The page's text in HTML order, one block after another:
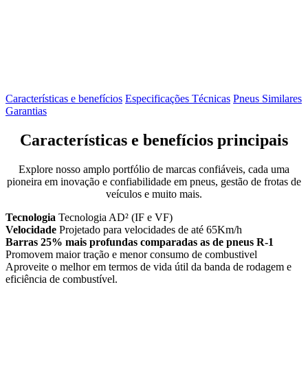
Características e benefícios Especificações Técnicas Pneus Similares
Garantias
Características e benefícios principais
Explore nosso amplo portfólio de marcas confiáveis, cada uma
pioneira em inovação e confiabilidade em pneus, gestão de frotas de
veículos e muito mais.
Tecnologia Tecnologia AD² (IF e VF)
Velocidade Projetado para velocidades de até 65Km/h
Barras 25% mais profundas comparadas as de pneus R-1
Promovem maior tração e menor consumo de combustivel
Aproveite o melhor em termos de vida útil da banda de rodagem e
eficiência de combustível.